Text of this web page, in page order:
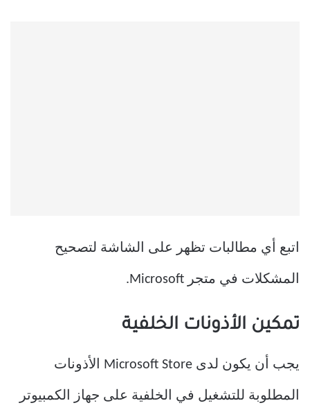
اتبع أي مطالبات تظهر على الشاشة لتصحيح
المشكلات في متجر Microsoft.
تمكين الأذونات الخلفية
يجب أن يكون لدى Microsoft Store الأذونات
المطلوبة للتشغيل في الخلفية على جهاز الكمبيوتر